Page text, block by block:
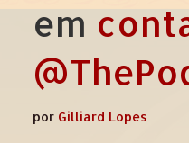
em
por Gilliard Lopes